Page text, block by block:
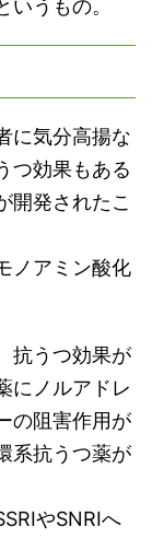
うもの。
に気分高揚な
つ効果もある
開発されたこ
ノアミン酸化
抗うつ効果が
にノルアドレ
の阻害作用が
系抗うつ薬が
やSNRIへ